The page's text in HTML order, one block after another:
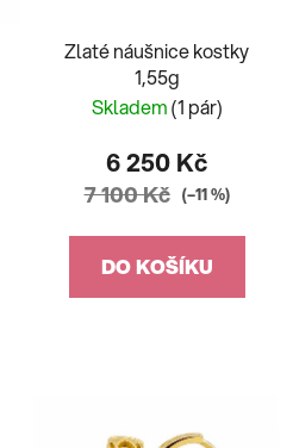
Zlaté náušnice kostky
1,55g
Skladem(1 pár)
6 250 Kč
7 100 Kč (–11 %)
DO KOŠÍKU